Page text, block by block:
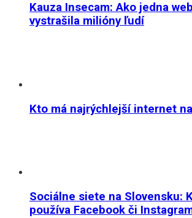
Kauza Insecam: Ako jedna
vystrašila milióny ľudí
Kto má najrýchlejší internet
Sociálne siete na Slovensku:
používa Facebook či